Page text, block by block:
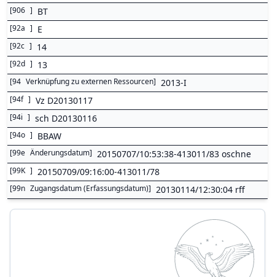
[906 ] BT
[92a ] E
[92c ] 14
[92d ] 13
[94 Verknüpfung zu externen Ressourcen] 2013-I
[94f ] Vz D20130117
[94i ] sch D20130116
[94o ] BBAW
[99e Änderungsdatum] 20150707/10:53:38-413011/83 oschne
[99K ] 20150709/09:16:00-413011/78
[99n Zugangsdatum (Erfassungsdatum)] 20130114/12:30:04 rff